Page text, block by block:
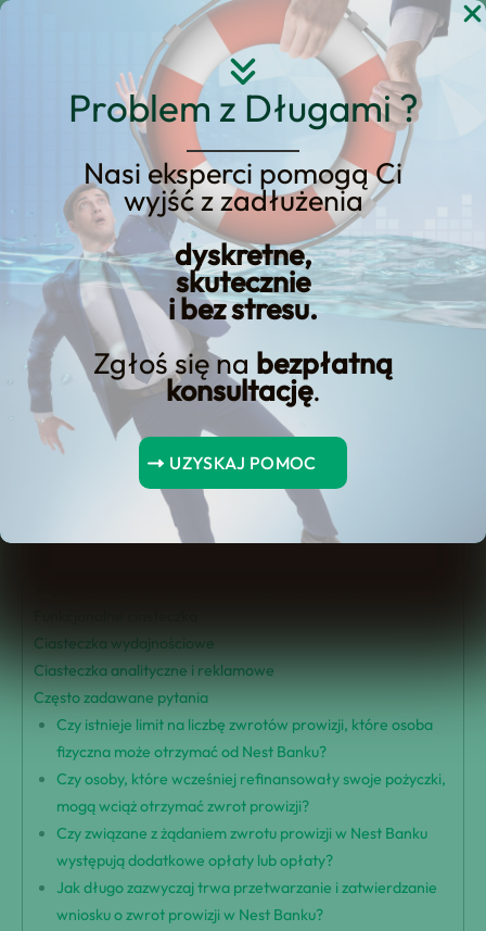
Problem z Długami ?
Nasi eksperci pomogą Ci
wyjść z zadłużenia
dyskretne,
skutecznie
i bez stresu.
Zgłoś się na bezpłatną
konsultację.
UZYSKAJ POMOC
Przejdź
Zwrot prowizji odblokuj:
Tajemnica kredytu Nest
Bank
Spis Treści
Korzyści z wcześniejszej spłaty pożyczki
Warunki zwrotu prowizji
Przewodnik krok po kroku dotyczący zwrotu pieniędzy
Ciasteczka wydajnościowe
Ciasteczka analityczne i reklamowe
Często zadawane pytania
Czy istnieje limit na liczbę zwrotów prowizji, które osoba
fizyczna może otrzymać od Nest Banku?
Czy osoby, które wcześniej refinansowały swoje pożyczki,
mogą wciąż otrzymać zwrot prowizji?
Czy związane z żądaniem zwrotu prowizji w Nest Banku
występują dodatkowe opłaty lub opłaty?
Jak długo zazwyczaj trwa przetwarzanie i zatwierdzanie
wniosku o zwrot prowizji w Nest Banku?